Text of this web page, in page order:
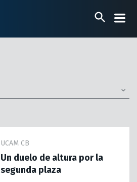
UCAM CB
Un duelo de altura por la
segunda plaza